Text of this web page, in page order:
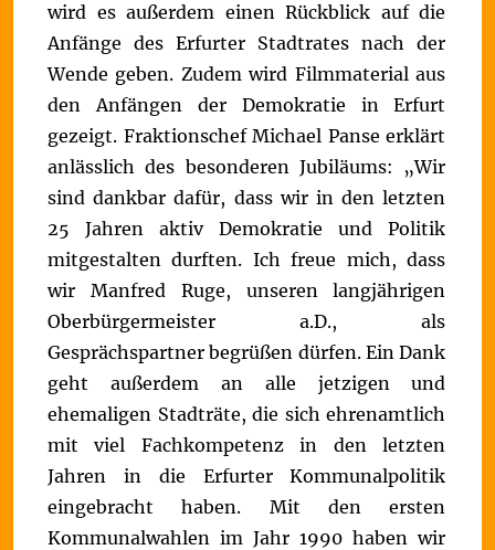
wird es außerdem einen Rückblick auf die
Anfänge des Erfurter Stadtrates nach der
Wende geben. Zudem wird Filmmaterial aus
den Anfängen der Demokratie in Erfurt
gezeigt. Fraktionschef Michael Panse erklärt
anlässlich des besonderen Jubiläums: „Wir
sind dankbar dafür, dass wir in den letzten
25 Jahren aktiv Demokratie und Politik
mitgestalten durften. Ich freue mich, dass
wir Manfred Ruge, unseren langjährigen
Oberbürgermeister a.D., als
Gesprächspartner begrüßen dürfen. Ein Dank
geht außerdem an alle jetzigen und
ehemaligen Stadträte, die sich ehrenamtlich
mit viel Fachkompetenz in den letzten
Jahren in die Erfurter Kommunalpolitik
eingebracht haben. Mit den ersten
Kommunalwahlen im Jahr 1990 haben wir